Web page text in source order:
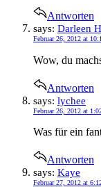
Antworten
says: Darleen
Februar 26, 2012 at
Wow, du
Antworten
says: lychee
Februar 26, 2012 at
Was für ein
Antworten
says: Kaye
Februar 27, 2012 at